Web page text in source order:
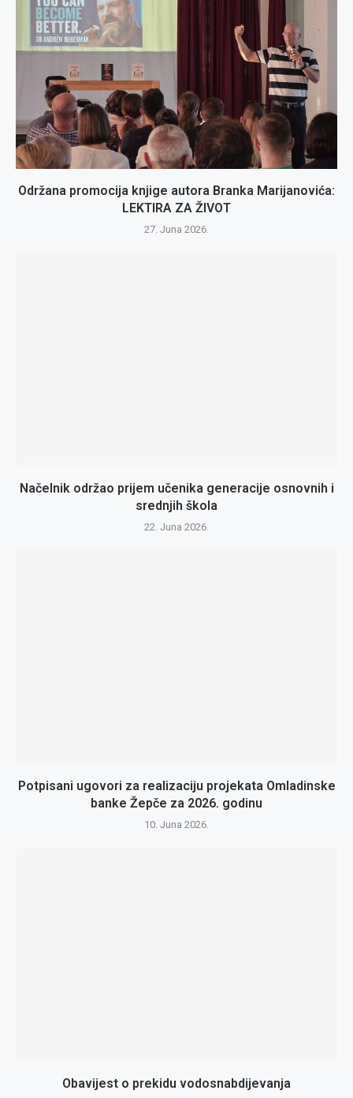
Održana promocija knjige autora Branka Marijanovića:
LEKTIRA ZA ŽIVOT
27. Juna 2026.
Načelnik održao prijem učenika generacije osnovnih i
srednjih škola
22. Juna 2026.
Potpisani ugovori za realizaciju projekata Omladinske
banke Žepče za 2026. godinu
10. Juna 2026.
Obavijest o prekidu vodosnabdijevanja